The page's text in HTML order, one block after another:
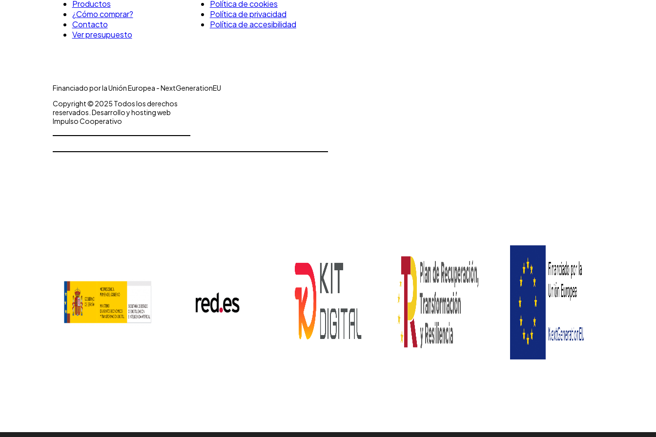
Productos
¿Cómo comprar?
Contacto
Ver presupuesto
Política de cookies
Política de privacidad
Política de accesibilidad
Financiado por la Unión Europea - NextGenerationEU
Copyright © 2025 Todos los derechos
reservados. Desarrollo y hosting web
Impulso Cooperativo